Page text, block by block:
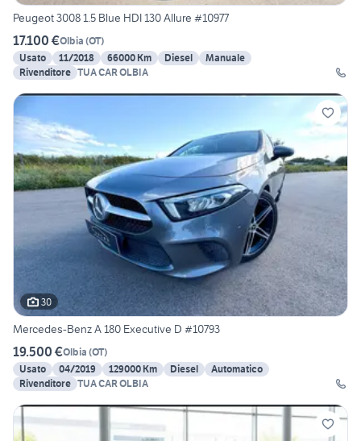
Peugeot 3008 1.5 Blue HDI 130 Allure #10977
17.100 €Olbia (OT)
Usato
11/2018 66000 Km Diesel
Manuale
Rivenditore TUA CAR OLBIA
30
Mercedes-Benz A 180 Executive D #10793
19.500 €Olbia (OT)
Usato
04/2019 129000 Km Diesel
Automatico
Rivenditore TUA CAR OLBIA